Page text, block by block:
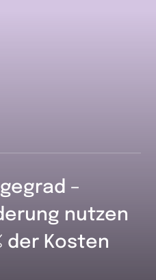
–
nutzen
der Kosten